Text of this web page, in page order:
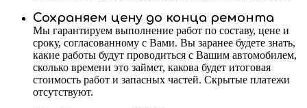
Сохраняем цену до конца ремонта
Мы гарантируем выполнение работ по составу, цене и
сроку, согласованному с Вами. Вы заранее будете знать,
какие работы будут проводиться с Вашим автомобилем,
сколько времени это займет, какова будет итоговая
стоимость работ и запасных частей. Скрытые платежи
отсутствуют.